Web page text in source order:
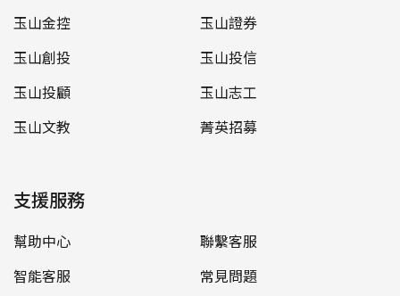
玉山金控
玉山證券
玉山創投
玉山投信
玉山投顧
玉山志工
玉山文教
菁英招募
支援服務
幫助中心
聯繫客服
智能客服
常見問題